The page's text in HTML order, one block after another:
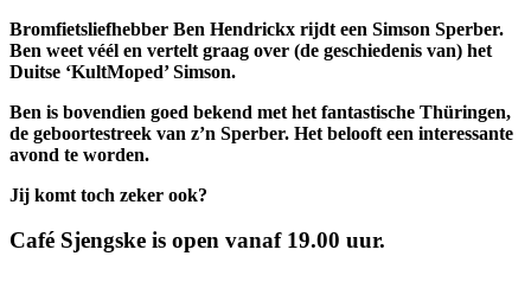
Bromfietsliefhebber Ben Hendrickx rijdt een Simson Sperber.
Ben weet véél en vertelt graag over (de geschiedenis van) het
Duitse ‘KultMoped’ Simson.
Ben is bovendien goed bekend met het fantastische Thüringen,
de geboortestreek van z’n Sperber. Het belooft een interessante
avond te worden.
Jij komt toch zeker ook?
Café Sjengske is open vanaf 19.00 uur.